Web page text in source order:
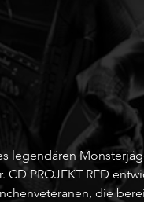
legendären
PROJEKT RED
die